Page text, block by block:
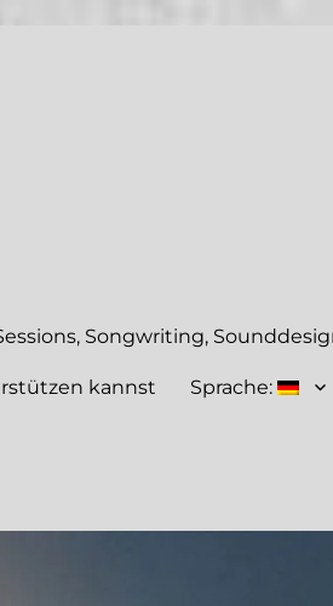
Songwriting,
kannst Sprache: